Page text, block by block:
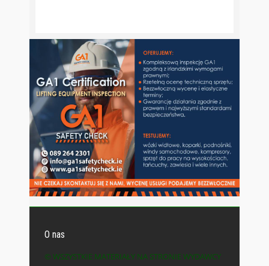
O nas
© WSZYSTKIE MATERIAŁY NA STRONIE WYDAWCY